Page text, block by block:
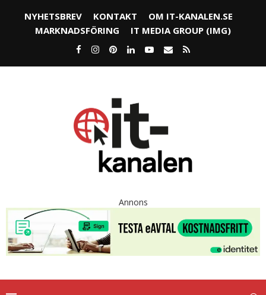
NYHETSBREV KONTAKT
OM IT-KANALEN.SE
MARKNADSFÖRING
IT MEDIA GROUP (IMG)
Annons